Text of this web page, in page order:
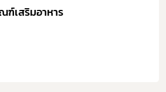
เสริมอาหาร